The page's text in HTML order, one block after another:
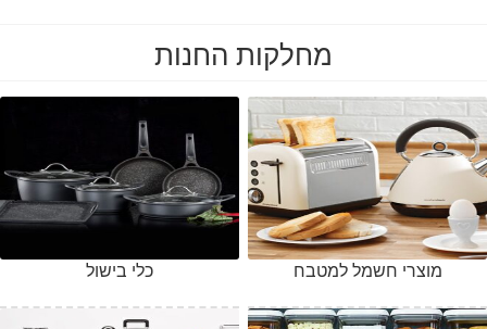
מחלקות החנות
כלי בישול מוצרי חשמל למטבח